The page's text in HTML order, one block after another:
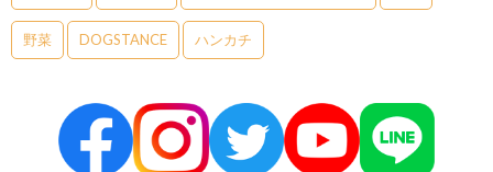
野菜 DOGSTANCE ハンカチ